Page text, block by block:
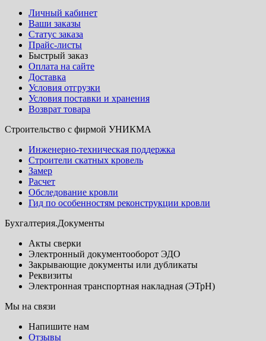
Личный кабинет
Ваши заказы
Статус заказа
Прайс-листы
Быстрый заказ
Оплата на сайте
Доставка
Условия отгрузки
Условия поставки и хранения
Возврат товара
Строительство с фирмой УНИКМА
Инженерно-техническая поддержка
Строители скатных кровель
Замер
Расчет
Обследование кровли
Гид по особенностям реконструкции кровли
Бухгалтерия.Документы
Акты сверки
Электронный документооборот ЭДО
Закрывающие документы или дубликаты
Реквизиты
Электронная транспортная накладная (ЭТрН)
Мы на связи
Напишите нам
Отзывы